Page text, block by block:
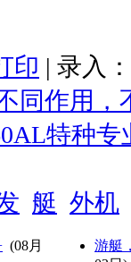
印 | 录入：
同作用，
特种
艇 外机
(08月
游艇